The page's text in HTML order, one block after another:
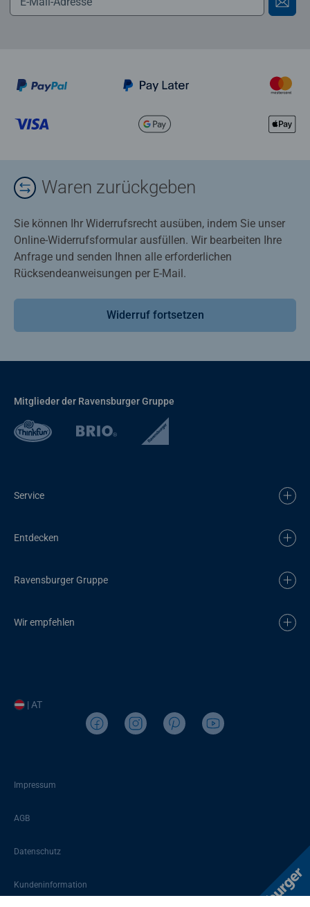
Waren zurückgeben
Sie können Ihr Widerrufsrecht ausüben, indem Sie unser
Online-Widerrufsformular ausfüllen. Wir bearbeiten Ihre
Anfrage und senden Ihnen alle erforderlichen
Rücksendeanweisungen per E-Mail.
Widerruf fortsetzen
Mitglieder der Ravensburger Gruppe
Service
Entdecken
Ravensburger Gruppe
Wir empfehlen
| AT
Impressum
AGB
Datenschutz
Kundeninformation